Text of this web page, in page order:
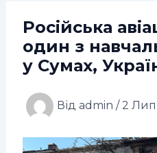
Російська
один з
у Сумах,
Від admin / 2